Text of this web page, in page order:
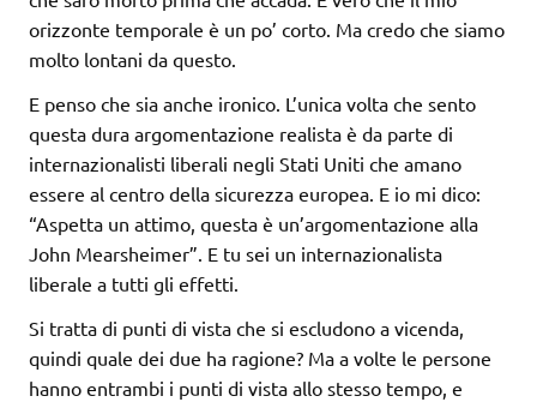
orizzonte temporale è un po’ corto. Ma credo che siamo
molto lontani da questo.
E penso che sia anche ironico. L’unica volta che sento
questa dura argomentazione realista è da parte di
internazionalisti liberali negli Stati Uniti che amano
essere al centro della sicurezza europea. E io mi dico:
“Aspetta un attimo, questa è un’argomentazione alla
John Mearsheimer”. E tu sei un internazionalista
liberale a tutti gli effetti.
Si tratta di punti di vista che si escludono a vicenda,
quindi quale dei due ha ragione? Ma a volte le persone
hanno entrambi i punti di vista allo stesso tempo, e